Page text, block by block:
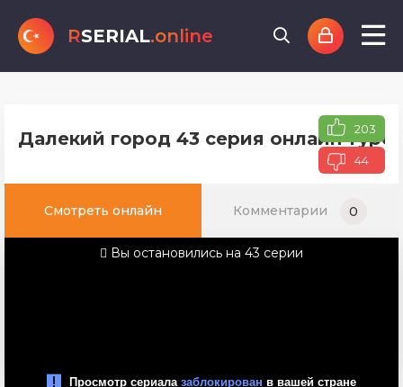
RSERIAL.online
Далекий город 43 серия онлайн 203
44
Смотреть онлайн Комментарии 0
Вы остановились на 43 серии